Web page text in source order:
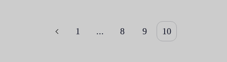
1 ... 8 9 10